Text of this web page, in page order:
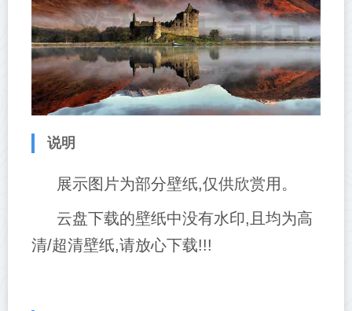
说明
展示图片为部分壁纸,仅供欣赏用。
云盘下载的壁纸中没有水印,且均为高
清/超清壁纸,请放心下载!!!